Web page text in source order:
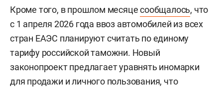
Кроме того, в прошлом месяцесообщалось, что
с 1 апреля 2026 года ввоз автомобилей из всех
стран ЕАЭС планируют считать по единому
тарифу российской таможни. Новый
законопроект предлагает уравнять иномарки
для продажи и личного пользования, что